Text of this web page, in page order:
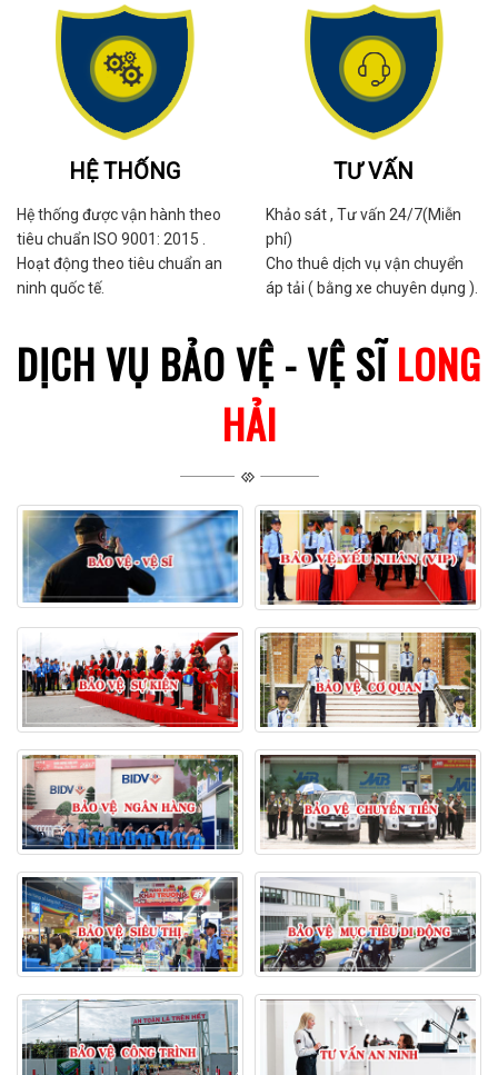
HỆ THỐNG
Hệ thống được vận hành theo
tiêu chuẩn ISO 9001: 2015 .
Hoạt động theo tiêu chuẩn an
ninh quốc tế.
TƯ VẤN
Khảo sát , Tư vấn 24/7(Miễn
phí)
Cho thuê dịch vụ vận chuyển
áp tải ( bằng xe chuyên dụng ).
DỊCH VỤ BẢO VỆ - VỆ SĨLONG
HẢI